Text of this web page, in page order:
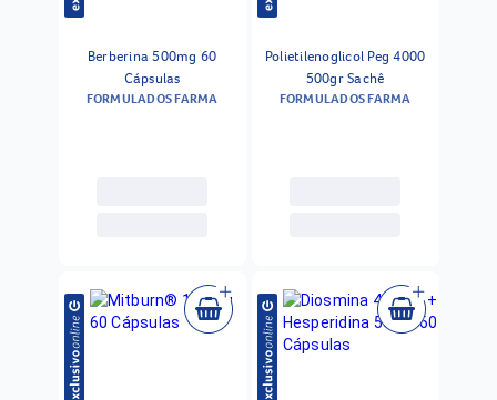
Berberina 500mg 60
Cápsulas
FORMULADOS FARMA
Polietilenoglicol Peg 4000
500gr Sachê
FORMULADOS FARMA